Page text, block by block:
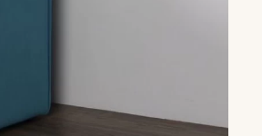
На металлокаркасе